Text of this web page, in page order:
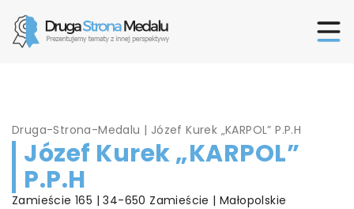
Druga-Strona-Medalu | Józef Kurek „KARPOL” P.P.H
Józef Kurek „KARPOL”
P.P.H
Zamieście 165 | 34-650 Zamieście | Małopolskie